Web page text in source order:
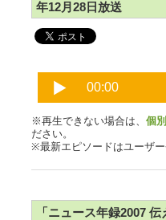
年12月28日放送
※再生できない場合は、 個
ださい。
※最新エピソードはユーザ
「ニュース年録2007